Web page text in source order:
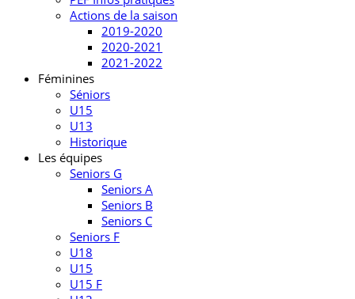
Actions de la saison
2019-2020
2020-2021
2021-2022
Féminines
Séniors
U15
U13
Historique
Les équipes
Seniors G
Seniors A
Seniors B
Seniors C
Seniors F
U18
U15
U15 F